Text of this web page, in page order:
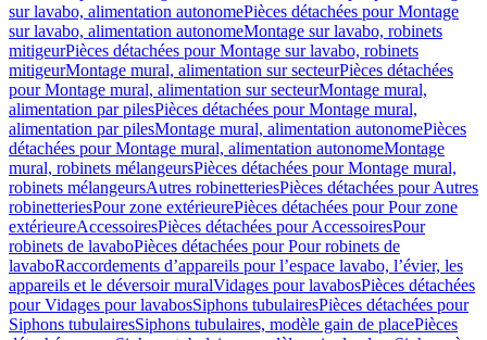
sur lavabo, alimentation autonomePièces détachées pour Montage
sur lavabo, alimentation autonomeMontage sur lavabo, robinets
mitigeurPièces détachées pour Montage sur lavabo, robinets
mitigeurMontage mural, alimentation sur secteurPièces détachées
pour Montage mural, alimentation sur secteurMontage mural,
alimentation par pilesPièces détachées pour Montage mural,
alimentation par pilesMontage mural, alimentation autonomePièces
détachées pour Montage mural, alimentation autonomeMontage
mural, robinets mélangeursPièces détachées pour Montage mural,
robinets mélangeursAutres robinetteriesPièces détachées pour Autres
robinetteriesPour zone extérieurePièces détachées pour Pour zone
extérieureAccessoiresPièces détachées pour AccessoiresPour
robinets de lavaboPièces détachées pour Pour robinets de
lavaboRaccordements d’appareils pour l’espace lavabo, l’évier, les
appareils et le déversoir muralVidages pour lavabosPièces détachées
pour Vidages pour lavabosSiphons tubulairesPièces détachées pour
Siphons tubulairesSiphons tubulaires, modèle gain de placePièces